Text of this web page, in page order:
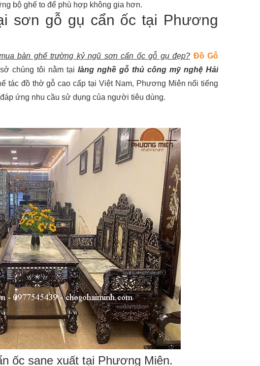
bộ ghế to để phù hợp không gia hơn.
sơn gỗ gụ cẩn ốc tại Phương
bàn ghế trường kỷ ngũ sơn cẩn ốc gỗ gụ đẹp? Đồ Gỗ
chúng tôi nằm tại làng nghề gỗ thủ công mỹ nghệ Hải
tác đồ thờ gỗ cao cấp tại Việt Nam, Phương Miên nổi tiếng
ứng nhu cầu sử dụng của người tiêu dùng.
ốc sane xuất tại Phương Miên.